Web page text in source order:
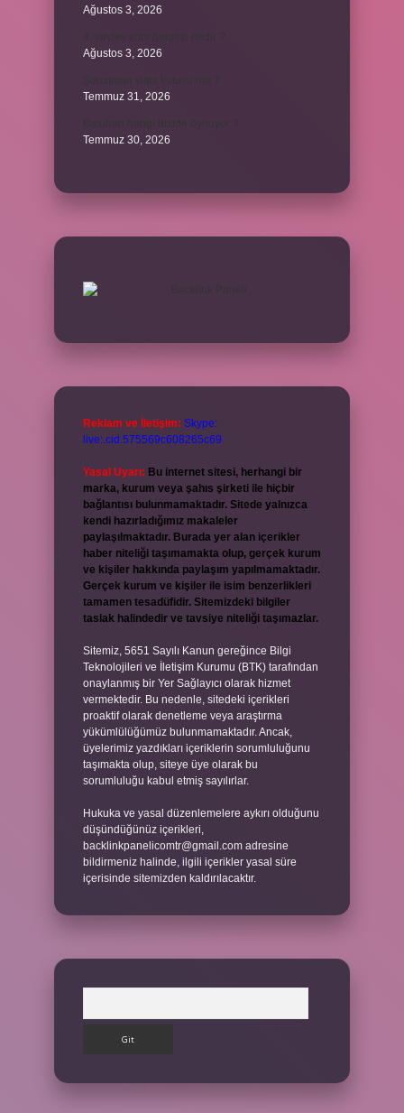
Ağustos 3, 2026
Ağustos 3, 2026
Temmuz 31, 2026
Temmuz 30, 2026
Reklam ve İletişim: Skype:
live:.cid.575569c608265c69
Yasal Uyarı: Bu internet sitesi, herhangi bir
marka, kurum veya şahıs şirketi ile hiçbir
bağlantısı bulunmamaktadır. Sitede yalnızca
kendi hazırladığımız makaleler
paylaşılmaktadır. Burada yer alan içerikler
haber niteliği taşımamakta olup, gerçek kurum
ve kişiler hakkında paylaşım yapılmamaktadır.
Gerçek kurum ve kişiler ile isim benzerlikleri
tamamen tesadüfidir. Sitemizdeki bilgiler
taslak halindedir ve tavsiye niteliği taşımazlar.
Sitemiz, 5651 Sayılı Kanun gereğince Bilgi
Teknolojileri ve İletişim Kurumu (BTK) tarafından
onaylanmış bir Yer Sağlayıcı olarak hizmet
vermektedir. Bu nedenle, sitedeki içerikleri
proaktif olarak denetleme veya araştırma
yükümlülüğümüz bulunmamaktadır. Ancak,
üyelerimiz yazdıkları içeriklerin sorumluluğunu
taşımakta olup, siteye üye olarak bu
sorumluluğu kabul etmiş sayılırlar.
Hukuka ve yasal düzenlemelere aykırı olduğunu
düşündüğünüz içerikleri,
backlinkpanelicomtr@gmail.com adresine
bildirmeniz halinde, ilgili içerikler yasal süre
içerisinde sitemizden kaldırılacaktır.